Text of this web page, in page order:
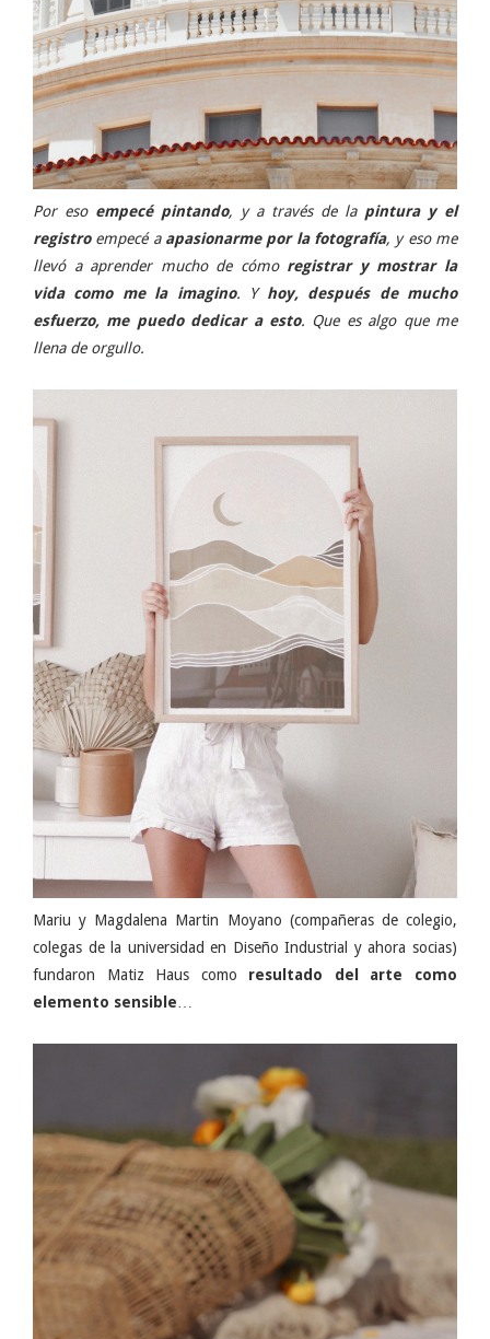
Por eso empecé pintando, y a través de la pintura y el
registroempecé a apasionarme por la fotografía, y eso me
llevó a aprender mucho de cómo registrar y mostrar la
vida como me la imagino. Yhoy, después de mucho
esfuerzo, me puedo dedicar a esto. Que es algo que me
llena de orgullo.
Mariu y Magdalena Martin Moyano (compañeras de colegio,
colegas de la universidad en Diseño Industrial y ahora socias)
fundaron Matiz Haus como resultado del arte como
elemento sensible